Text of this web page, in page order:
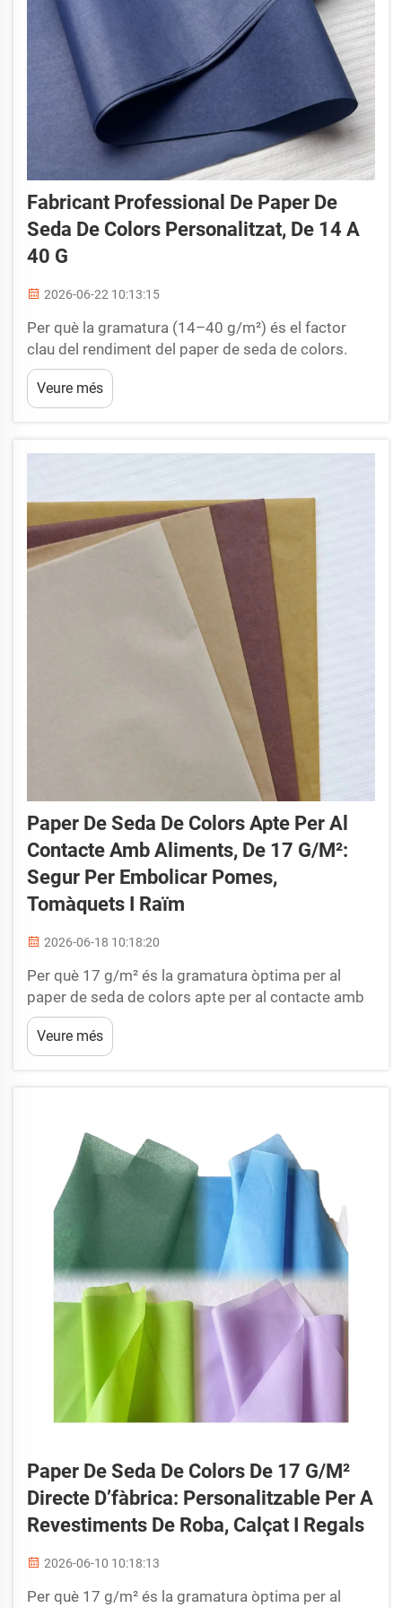
Fabricant Professional De Paper De
Seda De Colors Personalitzat, De 14 A
40 G
2026-06-22 10:13:15
Per què la gramatura (14–40 g/m²) és el factor
clau del rendiment del paper de seda de colors.
Com la gramatura (g/m²) controla directament la
suavitat, la caiguda, la resistència a la ruptura i la
idoneïtat per a la impressió. La gramatura (g/m²)
característiques...
Veure més
Paper De Seda De Colors Apte Per Al
Contacte Amb Aliments, De 17 G/m²:
Segur Per Embolicar Pomes,
Tomàquets I Raïm
2026-06-18 10:18:20
Per què 17 g/m² és la gramatura òptima per al
paper de seda de colors apte per al contacte amb
aliments. Protecció lleugera versus integritat
estructural: com 17 g/m² evita les esgarrapades
sense comprometre la transpirabilitat. El paper de
Veure més
Paper De Seda De Colors De 17 G/m²
Directe D’fàbrica: Personalitzable Per A
Revestiments De Roba, Calçat I Regals
2026-06-10 10:18:13
Per què 17 g/m² és la gramatura òptima per al